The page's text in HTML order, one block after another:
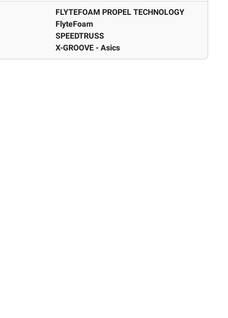
FLYTEFOAM PROPEL TECHNOLOGY
FlyteFoam
SPEEDTRUSS
X-GROOVE - Asics